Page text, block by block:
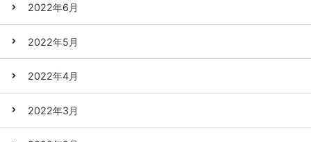
2022年6月
2022年5月
2022年4月
2022年3月